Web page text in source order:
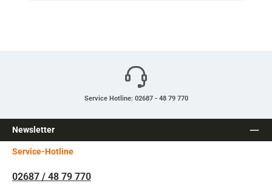
Service Hotline: 02687 - 48 79 770
Newsletter
Service-Hotline
02687 / 48 79 770